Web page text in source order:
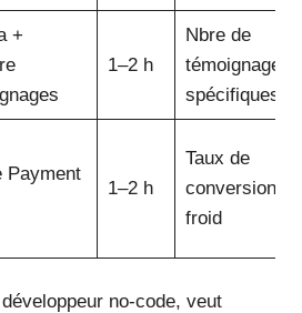
+
1–2 h
Nbre de
témoignages
spécifiques
Payment
1–2 h
Taux de
conversion à
froid
no-code, veut